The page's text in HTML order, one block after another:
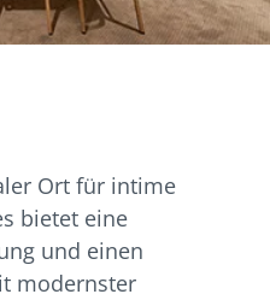
Ort für intime
bietet eine
und einen
modernster